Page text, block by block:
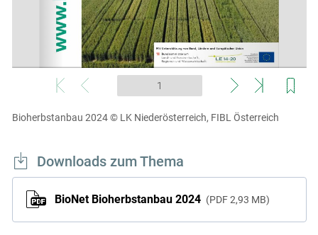
Skip to main content
Bioherbstanbau 2024 © LK Niederösterreich, FIBL Österreich
Downloads zum Thema
BioNet Bioherbstanbau 2024 PDF 2,93 MB